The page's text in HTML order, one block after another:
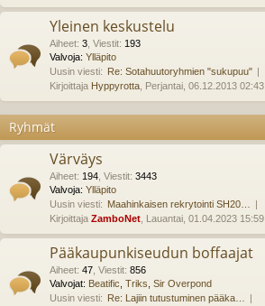
Yleinen keskustelu
Aiheet: 3 Viestit: 193
Valvoja: Ylläpito
Uusin viesti: Re: Sotahuutoryhmien "sukupuu"
Kirjoittaja Hyppyrotta , Perjantai, 06.12.2013 02:43
Ryhmät
Värväys
Aiheet: 194 Viestit: 3443
Valvoja: Ylläpito
Uusin viesti: Maahinkaisen rekrytointi SH20…
Kirjoittaja ZamboNet , Lauantai, 01.04.2023 15:59
Pääkaupunkiseudun boffaajat
Aiheet: 47 Viestit: 856
Valvojat: Beatific Triks Sir Overpond
Uusin viesti: Re: Lajiin tutustuminen pääka…